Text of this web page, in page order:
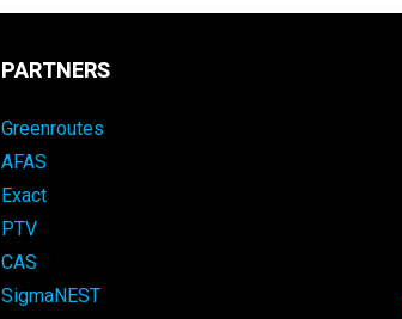
PARTNERS
Greenroutes
AFAS
Exact
PTV
CAS
SigmaNEST